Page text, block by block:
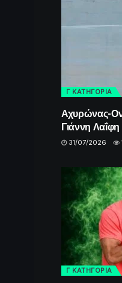
Γ ΚΑΤΗΓΟΡΙΑ
Αχυρώνας-
Γιάννη Λαΐφη
31/07/2026
Γ ΚΑΤΗΓΟΡΙΑ